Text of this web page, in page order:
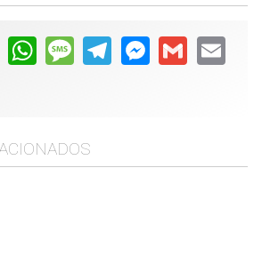
PinterestWhatsAppMessageTelegramMessenger
Gmail Email